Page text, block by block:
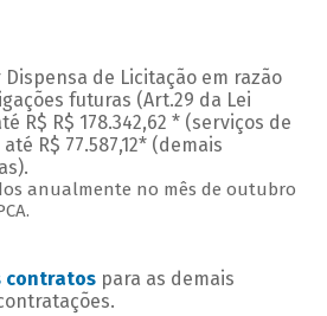
de Licitação em razão
futuras (Art.29 da Lei
R$ R$ 178.342,62 * (serviços de
R$ 77.587,12* (demais
anualmente no mês de outubro
contratospara as demais